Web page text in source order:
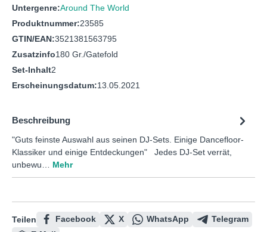
Untergenre:Around The World
Produktnummer:23585
GTIN/EAN:3521381563795
Zusatzinfo180 Gr./Gatefold
Set-Inhalt2
Erscheinungsdatum:13.05.2021
Beschreibung
"Guts feinste Auswahl aus seinen DJ-Sets. Einige Dancefloor-
Klassiker und einige Entdeckungen" Jedes DJ-Set verrät,
unbewu… Mehr
Teilen Facebook X WhatsApp
Telegram